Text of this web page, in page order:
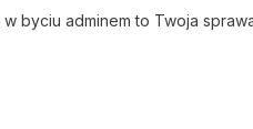
byciu adminem to Twoja